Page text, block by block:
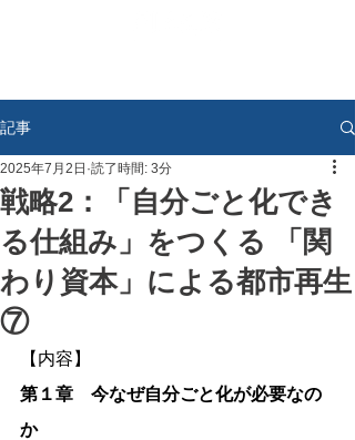
記事
戦略2：「自分ごと化でき
る仕組み」をつくる 「関
わり資本」による都市再生
⑦
2025年7月2日 読了時間: 3分
【内容】
第１章　今なぜ自分ごと化が必要なの
か